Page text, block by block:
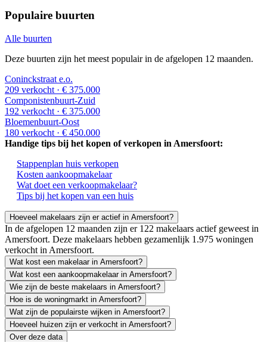
Populaire buurten
Alle buurten
Deze buurten zijn het meest populair in de afgelopen 12 maanden.
Coninckstraat e.o.
209 verkocht · € 375.000
Componistenbuurt-Zuid
192 verkocht · € 375.000
Bloemenbuurt-Oost
180 verkocht · € 450.000
Handige tips bij het kopen of verkopen in Amersfoort:
Stappenplan huis verkopen
Kosten aankoopmakelaar
Wat doet een verkoopmakelaar?
Tips bij het kopen van een huis
Hoeveel makelaars zijn er actief in Amersfoort?
In de afgelopen 12 maanden zijn er 122 makelaars actief geweest in
Amersfoort. Deze makelaars hebben gezamenlijk 1.975 woningen
verkocht in Amersfoort.
Wat kost een makelaar in Amersfoort?
Wat kost een aankoopmakelaar in Amersfoort?
Wie zijn de beste makelaars in Amersfoort?
Hoe is de woningmarkt in Amersfoort?
Wat zijn de populairste wijken in Amersfoort?
Hoeveel huizen zijn er verkocht in Amersfoort?
Over deze data